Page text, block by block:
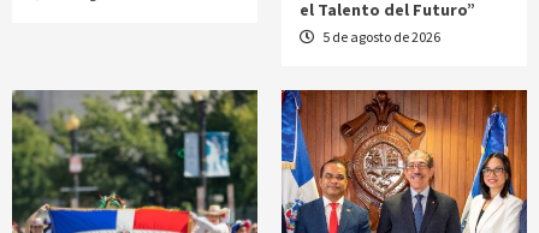
el Talento del Futuro”
5 de agosto de 2026